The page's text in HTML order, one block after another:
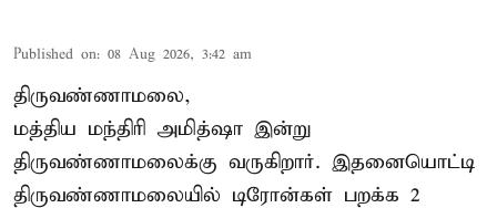
Published on: 08 Aug 2026, 3:42 am
திருவண்ணாமலை,
மத்திய மந்திரி அமித்ஷா இன்று
திருவண்ணாமலைக்கு வருகிறார். இதனையொட்டி
திருவண்ணாமலையில் டிரோன்கள் பறக்க 2